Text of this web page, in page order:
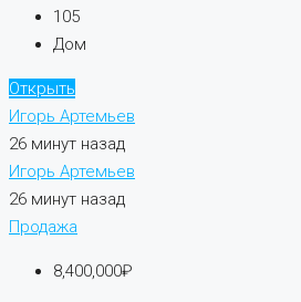
105
Дом
Открыть
Игорь Артемьев
26 минут назад
Игорь Артемьев
26 минут назад
Продажа
8,400,000₽